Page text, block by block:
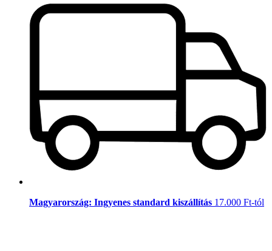
Magyarország: Ingyenes standard kiszállítás 17.000 Ft-tól